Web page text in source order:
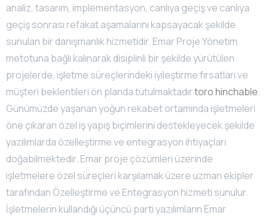
analiz, tasarım, implementasyon, canlıya geçiş ve canlıya
geçiş sonrası refakat aşamalarını kapsayacak şekilde
sunulan bir danışmanlık hizmetidir. Emar Proje Yönetim
metotuna bağlı kalınarak disiplinli bir şekilde yürütülen
projelerde, işletme süreçlerindeki iyileştirme fırsatları ve
müşteri beklentileri ön planda tutulmaktadırtoro hinchable.
Günümüzde yaşanan yoğun rekabet ortamında işletmeleri
öne çıkaran özel iş yapış biçimlerini destekleyecek şekilde
yazılımlarda özelleştirme ve entegrasyon ihtiyaçları
doğabilmektedir. Emar proje çözümleri üzerinde
işletmelere özel süreçleri karşılamak üzere uzman ekipler
tarafından Özelleştirme ve Entegrasyon hizmeti sunulur.
İşletmelerin kullandığı üçüncü parti yazılımların Emar